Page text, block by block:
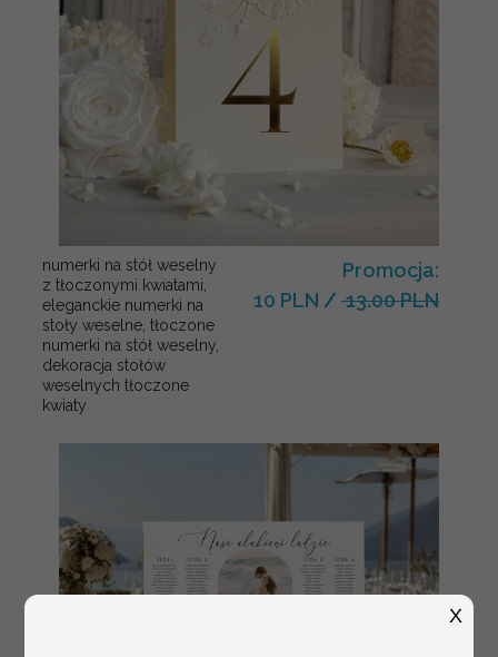
numerki na stół weselny
z tłoczonymi kwiatami,
eleganckie numerki na
stoły weselne, tłoczone
numerki na stół weselny,
dekoracja stołów
weselnych tłoczone
kwiaty
Promocja:
10 PLN / 13.00 PLN
X